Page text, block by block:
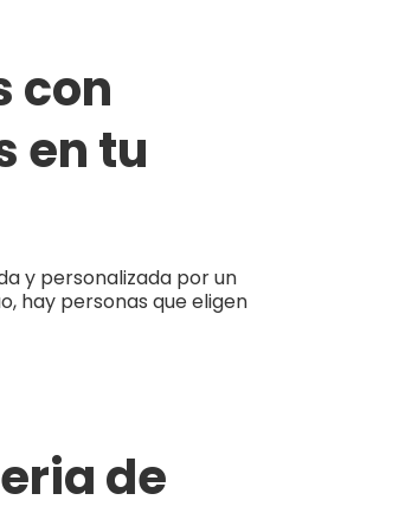
con
en tu
y personalizada por un
hay personas que eligen
de